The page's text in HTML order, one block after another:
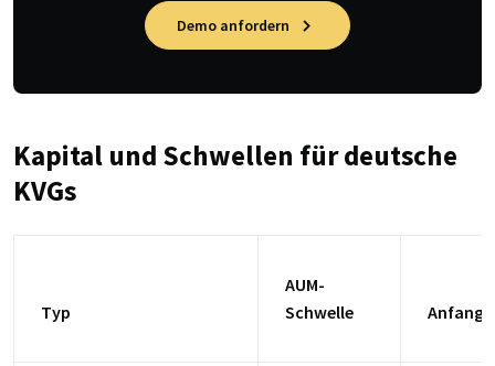
Demo anfordern
Kapital und Schwellen für deutsche
KVGs
Typ
AUM-
Schwelle